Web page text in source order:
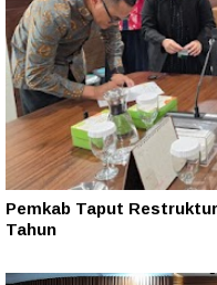
Pemkab Taput
Tahun‎